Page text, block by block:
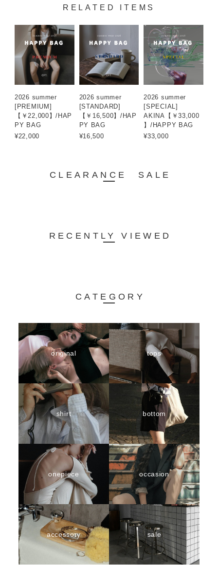
RELATED ITEMS
2026 summer
[PREMIUM]
【￥22,000】/HAP
PY BAG
¥22,000
2026 summer
[STANDARD]
【￥16,500】/HAP
PY BAG
¥16,500
2026 summer
[SPECIAL]
AKINA【￥33,000
】/HAPPY BAG
¥33,000
CLEARANCE SALE
RECENTLY VIEWED
CATEGORY
original tops
shirt bottom
onepiece occasion
accessory sale